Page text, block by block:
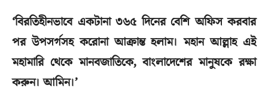
‘বিরতিহীনভাবে একটানা ৩৬৫ দিনের বেশি অফিস করবার
পর উপসর্গসহ করোনা আক্রান্ত হলাম। মহান আল্লাহ এই
মহামারি থেকে মানবজাতিকে, বাংলাদেশের মানুষকে রক্ষা
করুন। আমিন।’